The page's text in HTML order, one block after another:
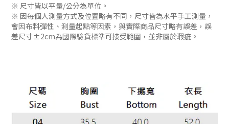
※ 尺寸皆以平量/公分為單位。
※ 因每個人測量方式及位置略有不同，尺寸皆為水平手工測量，
會因布料彈性、測量起點等因素，與實際商品尺寸略有誤差，誤
差尺寸±2cm為國際驗貨標準可接受範圍，並非屬於瑕疵。